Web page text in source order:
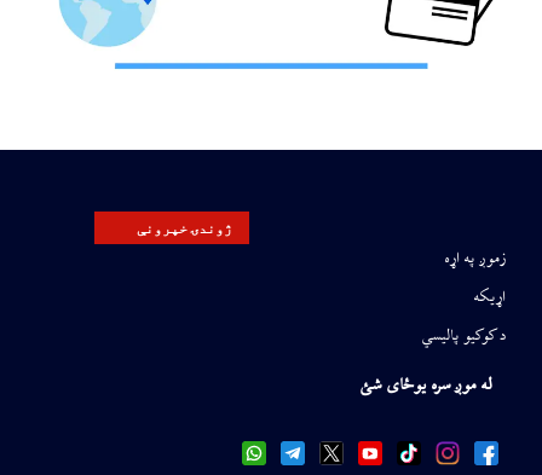
ژوندۍ خپرونې
زموږ په اړه
اړیکه
د کوکیو پالیسي
له موږ سره یوځای شئ